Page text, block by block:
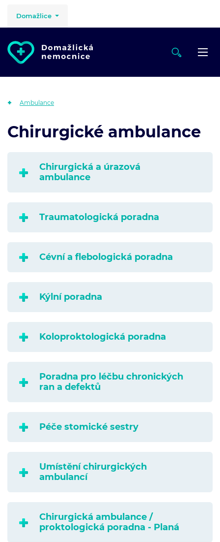
Domažlice
Ambulance
Chirurgické ambulance
Chirurgická a úrazová
ambulance
Traumatologická poradna
Cévní a flebologická poradna
Kýlní poradna
Koloproktologická poradna
Poradna pro léčbu chronických
ran a defektů
Péče stomické sestry
Umístění chirurgických
ambulancí
Chirurgická ambulance /
proktologická poradna - Planá